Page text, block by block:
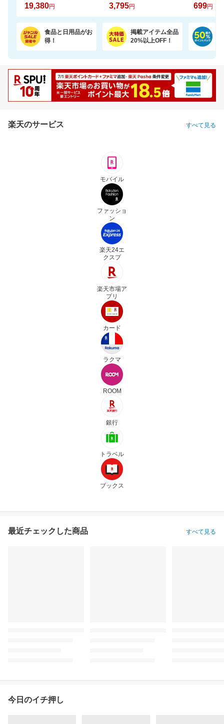
19,380円 3,795円 699円
食品と日用品がお
得！
掲載アイテム全品
20%以上OFF！
楽天のサービス すべて見る
モバイル
ファッショ
ン
楽天24エ
クスプ
楽天市場ア
プリ
カード
ラクマ
ROOM
銀行
トラベル
ブックス
最近チェックした商品 すべて見る
今日のイチ押し